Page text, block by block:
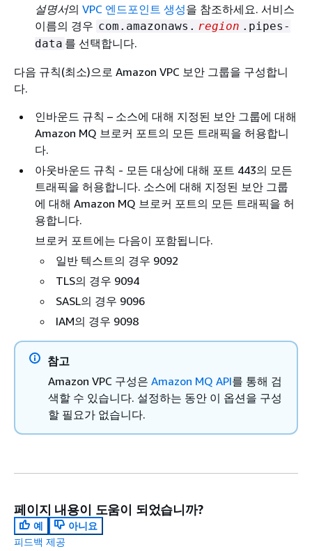
설명서의 VPC 엔드포인트 생성을 참조하세요. 서비스
이름의 경우 com.amazonaws. region .pipes-
data 를 선택합니다.
다음 규칙(최소)으로 Amazon VPC 보안 그룹을 구성합니
다.
인바운드 규칙 – 소스에 대해 지정된 보안 그룹에 대해
Amazon MQ 브로커 포트의 모든 트래픽을 허용합니
다.
아웃바운드 규칙 - 모든 대상에 대해 포트 443의 모든
트래픽을 허용합니다. 소스에 대해 지정된 보안 그룹
에 대해 Amazon MQ 브로커 포트의 모든 트래픽을 허
용합니다.
브로커 포트에는 다음이 포함됩니다.
일반 텍스트의 경우 9092
TLS의 경우 9094
SASL의 경우 9096
IAM의 경우 9098
참고
Amazon VPC 구성은 Amazon MQ API를 통해 검
색할 수 있습니다. 설정하는 동안 이 옵션을 구성
할 필요가 없습니다.
페이지 내용이 도움이 되었습니까?
예
아니요
피드백 제공